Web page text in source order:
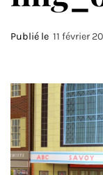
Publié le 11 février